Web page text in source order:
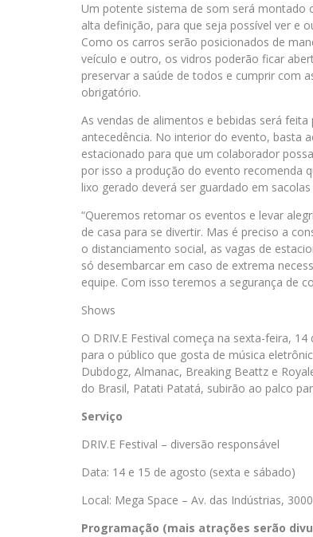
Um potente sistema de som será montado
alta definição, para que seja possível ver e
Como os carros serão posicionados de
veículo e outro, os vidros poderão ficar
preservar a saúde de todos e cumprir com
obrigatório.
As vendas de alimentos e bebidas será
antecedência. No interior do evento, basta
estacionado para que um colaborador
por isso a produção do evento recomenda
lixo gerado deverá ser guardado em
“Queremos retomar os eventos e levar
de casa para se divertir. Mas é preciso a
o distanciamento social, as vagas de
só desembarcar em caso de extrema
equipe. Com isso teremos a segurança de
Shows
O DRIV.E Festival começa na sexta-feira,
para o público que gosta de música
Dubdogz, Almanac, Breaking Beattz e
do Brasil, Patati Patatá, subirão ao palco
Serviço
DRIV.E Festival – diversão responsável
Data: 14 e 15 de agosto (sexta e sábado)
Local: Mega Space – Av. das Indústrias,
Programação (mais atrações serão